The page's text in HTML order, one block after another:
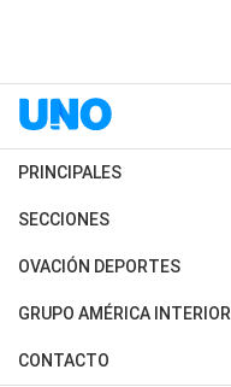
PRINCIPALES
Últimas Noticias
Política
Judiciales
SECCIONES
Horóscopo
Motores
Trucos caseros
OVACIÓN DEPORTES
Fútbol
Mundial
GRUPO AMÉRICA INTERIOR
Canal 7 en Vivo
CONTACTO